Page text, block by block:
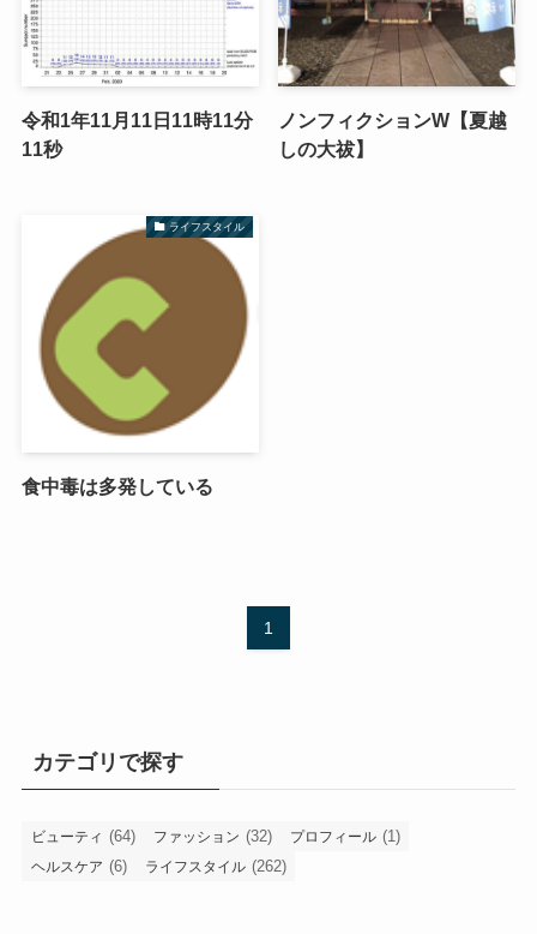
令和1年11月11日11時11分
11秒
ノンフィクションW【夏越
しの大祓】
ライフスタイル
食中毒は多発している
1
カテゴリで探す
ビューティ (64) ファッション (32) プロフィール (1)
ヘルスケア (6) ライフスタイル (262)